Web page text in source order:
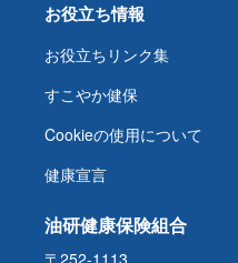
お役立ち情報
お役立ちリンク集
すこやか健保
Cookieの使用について
健康宣言
油研健康保険組合
〒252-1113